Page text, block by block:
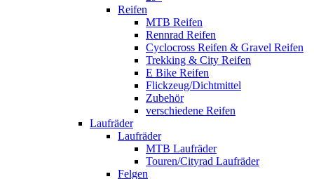
Reifen
MTB Reifen
Rennrad Reifen
Cyclocross Reifen & Gravel Reifen
Trekking & City Reifen
E Bike Reifen
Flickzeug/Dichtmittel
Zubehör
verschiedene Reifen
Laufräder
Laufräder
MTB Laufräder
Touren/Cityrad Laufräder
Felgen